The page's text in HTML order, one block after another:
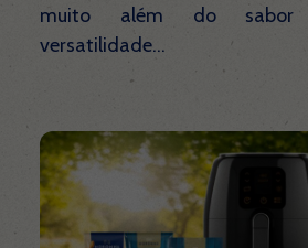
muito além do
versatilidade...